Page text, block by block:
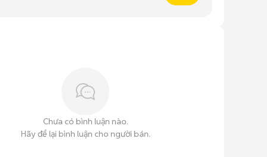
Chưa có bình luận nào.
Hãy để lại bình luận cho người bán.